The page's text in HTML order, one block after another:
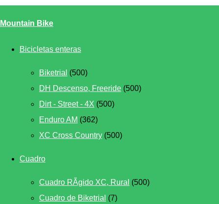
Mountain Bike
Bicicletas enteras
Biketrial (500)
DH Descenso, Freeride (500)
Dirt - Street - 4X (500)
Enduro AM (362)
XC Cross Country (500)
Cuadro
Cuadro RÃ­gido XC, Rural (500)
Cuadro de Biketrial (7)